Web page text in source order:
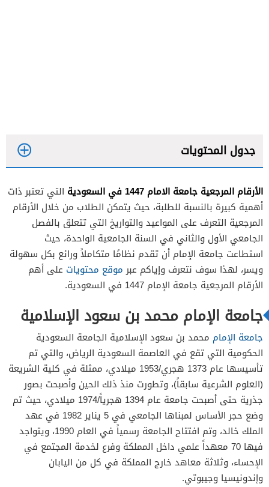
جدول المحتويات
الأرقام المرجعية جامعة الامام 1447 في السعودية
التي تعتبر ذات
أهمية كبيرة بالنسبة للطلبة، حيث يتمكن الطلاب من خلال الأرقام
المرجعية التعرف على المواعيد والتواريخ التي تتعلق بالفصل
الجامعي الأول والثاني في السنة الجامعية الواحدة، حيث
استطاعت جامعة الإمام أن تقدم نظامًا متكاملاً ورائع بكل سهولة
ويسر، لهذا سوف نتعرف وإياكم عبرموقع محتويات على أهم
الأرقام المرجعية جامعة الإمام 1447 في السعودية.
جامعة الإمام محمد بن سعود الإسلامية
جامعة الإمام محمد بن سعود الإسلامية الجامعة السعودية
الحكومية التي تقع في العاصمة السعودية الرياض، والتي تم
تأسيسها عام 1373 هجري/1953 ميلادي، ممثلة في كلية الشريعة
(العلوم الشرعية سابقاً)، وتطورت منذ ذلك الحين وأصبحت بصور
جذرية حتى أصبحت جامعة عام 1394 هجرياً/1974 ميلادي، حيث تم
وضع حجر الأساس لمبناها الجامعي في 5 يناير 1982 في عهد
الملك خالد، وتم افتتاح الجامعة رسمياً في العام 1990، ويتواجد
فيها 70 معهداً علمي داخل المملكة وفرع لخدمة المجتمع في
الإحساء، وثلاثة معاهد خارج المملكة في كل من اليابان
وإندونيسيا وجيبوتي.